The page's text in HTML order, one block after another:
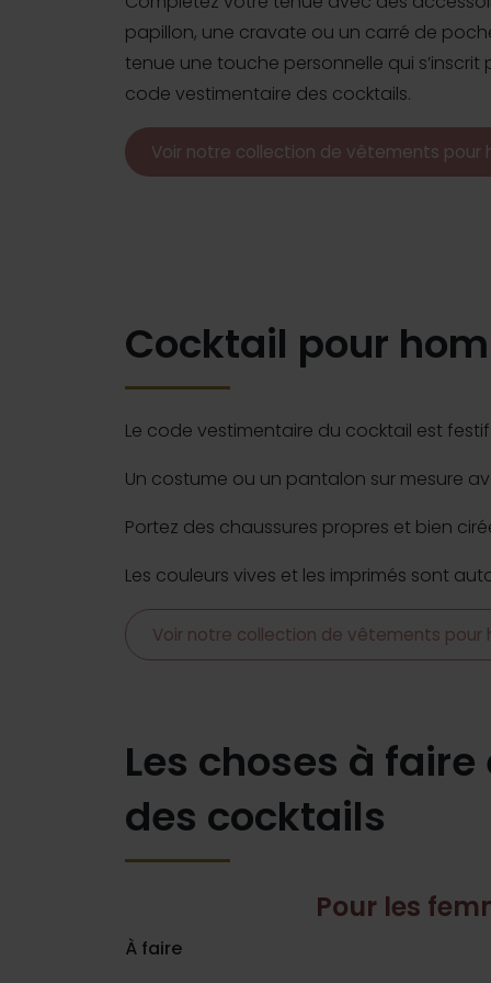
papillon, une cravate ou un carré de
tenue une touche personnelle qui
code vestimentaire des cocktails.
Voir notre collection de vêtements pour
Cocktail pour
Le code vestimentaire du cocktail est
Un costume ou un pantalon sur mesure
Portez des chaussures propres et bien
Les couleurs vives et les imprimés sont
Voir notre collection de vêtements pour
Les choses à
des cocktails
Pour les
À faire